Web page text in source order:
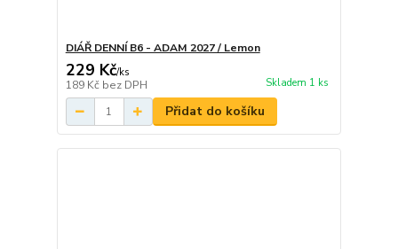
DIÁŘ DENNÍ B6 - ADAM 2027 / Lemon
229 Kč/ks
189 Kč bez DPH Skladem 1 ks
Přidat do košíku